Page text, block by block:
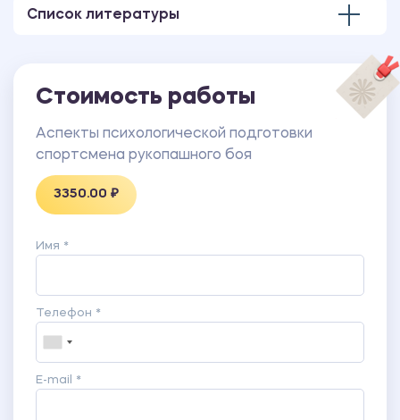
Список литературы
Стоимость работы
Аспекты психологической подготовки
спортсмена рукопашного боя
3350.00 ₽
Имя *
Телефон *
E-mail *